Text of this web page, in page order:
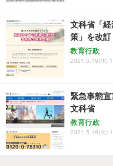
文科省「
策」を改訂
教育行政
2021.5.19(水)
緊急事態
文科省
教育行政
2021.5.18(火)